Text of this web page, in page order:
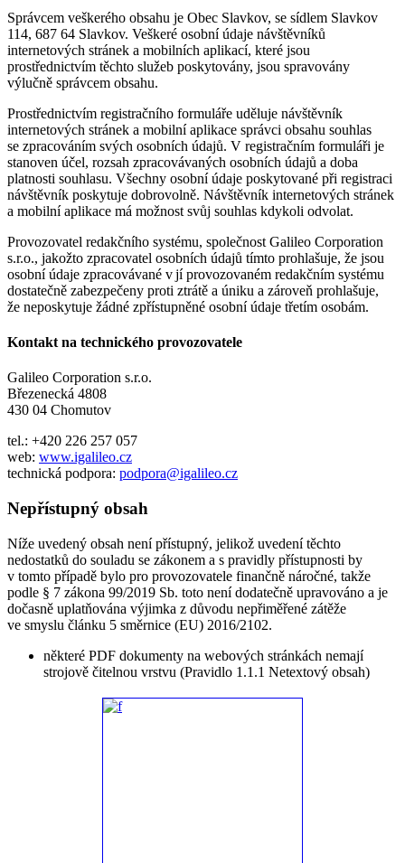
Správcem veškerého obsahu je Obec Slavkov, se sídlem Slavkov
114, 687 64 Slavkov. Veškeré osobní údaje návštěvníků
internetových stránek a mobilních aplikací, které jsou
prostřednictvím těchto služeb poskytovány, jsou spravovány
výlučně správcem obsahu.
Prostřednictvím registračního formuláře uděluje návštěvník
internetových stránek a mobilní aplikace správci obsahu souhlas
se zpracováním svých osobních údajů. V registračním formuláři je
stanoven účel, rozsah zpracovávaných osobních údajů a doba
platnosti souhlasu. Všechny osobní údaje poskytované při registraci
návštěvník poskytuje dobrovolně. Návštěvník internetových stránek
a mobilní aplikace má možnost svůj souhlas kdykoli odvolat.
Provozovatel redakčního systému, společnost Galileo Corporation
s.r.o., jakožto zpracovatel osobních údajů tímto prohlašuje, že jsou
osobní údaje zpracovávané v jí provozovaném redakčním systému
dostatečně zabezpečeny proti ztrátě a úniku a zároveň prohlašuje,
že neposkytuje žádné zpřístupněné osobní údaje třetím osobám.
Kontakt na technického provozovatele
Galileo Corporation s.r.o.
Březenecká 4808
430 04 Chomutov
tel.: +420 226 257 057
web: www.igalileo.cz
technická podpora: podpora@igalileo.cz
Nepřístupný obsah
Níže uvedený obsah není přístupný, jelikož uvedení těchto
nedostatků do souladu se zákonem a s pravidly přístupnosti by
v tomto případě bylo pro provozovatele finančně náročné, takže
podle § 7 zákona 99/2019 Sb. toto není dodatečně upravováno a je
dočasně uplatňována výjimka z důvodu nepřiměřené zátěže
ve smyslu článku 5 směrnice (EU) 2016/2102.
některé PDF dokumenty na webových stránkách nemají
strojově čitelnou vrstvu (Pravidlo 1.1.1 Netextový obsah)